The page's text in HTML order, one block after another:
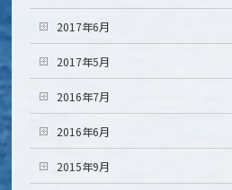
2017年6月
2017年5月
2016年7月
2016年6月
2015年9月